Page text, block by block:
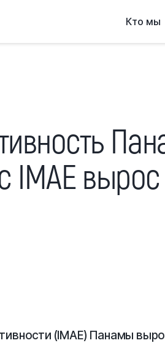
Кто мы
IMAE вырос
(IMAE) Панамы